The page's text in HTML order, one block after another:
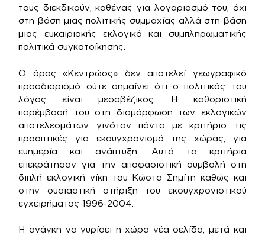
τους διεκδικούν, καθένας για λογαριασμό του, όχι
στη βάση μιας πολιτικής συμμαχίας αλλά στη βάση
μιας ευκαιριακής εκλογικά και συμπληρωματικής
πολιτικά συγκατοίκησης.
Ο όρος «Κεντρώος» δεν αποτελεί γεωγραφικό
προσδιορισμό ούτε σημαίνει ότι ο πολιτικός του
λόγος είναι μεσοβέζικος. Η καθοριστική
παρέμβασή του στη διαμόρφωση των εκλογικών
αποτελεσμάτων γινόταν πάντα με κριτήριο τις
προοπτικές για εκσυγχρονισμό της χώρας, για
ευημερία και ανάπτυξη. Αυτά τα κριτήρια
επεκράτησαν για την αποφασιστική συμβολή στη
διπλή εκλογική νίκη του Κώστα Σημίτη καθώς και
στην ουσιαστική στήριξη του εκσυγχρονιστικού
εγχειρήματος 1996-2004.
Η ανάγκη να γυρίσει η χώρα νέα σελίδα, μετά και